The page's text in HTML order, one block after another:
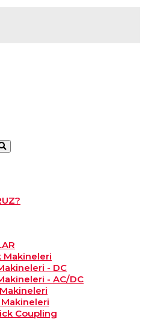
Makineleri
- DC
- AC/DC
Coupling